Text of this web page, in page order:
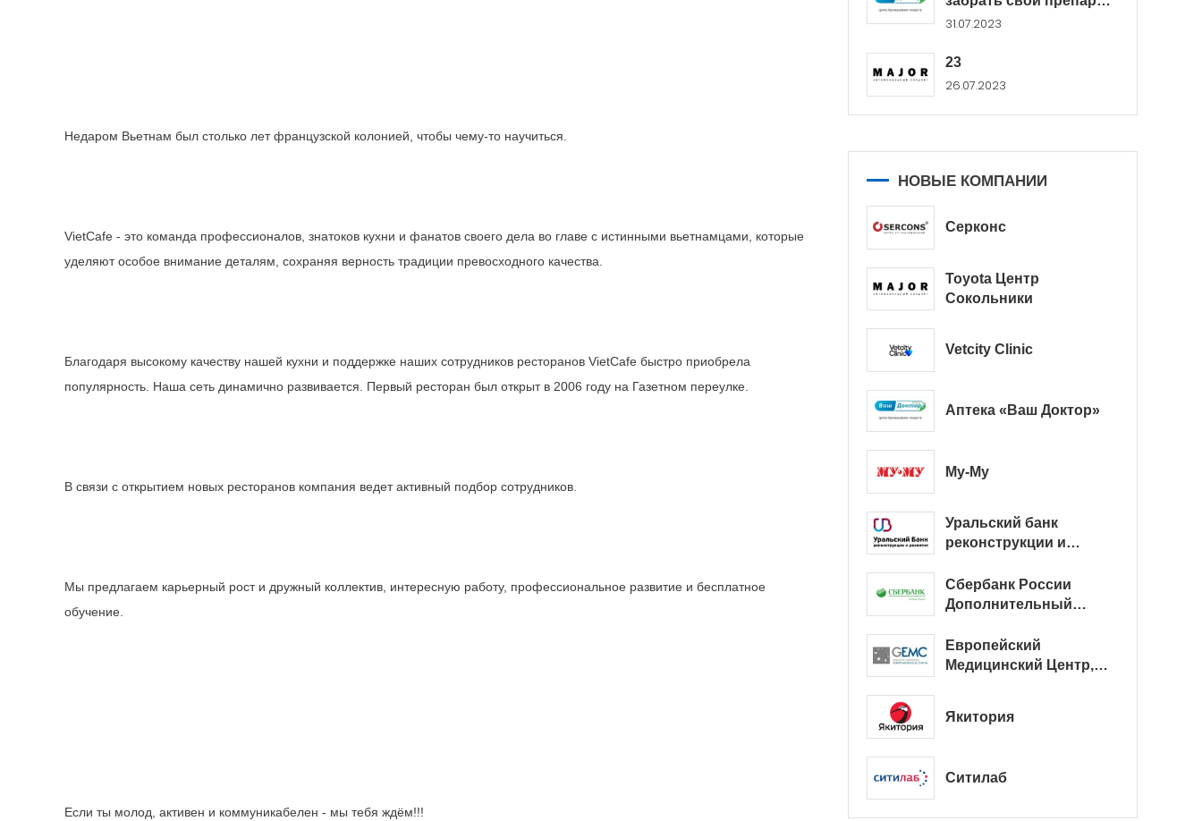
Недаром Вьетнам был столько лет французской колонией, чтобы чему-то научиться.
VietCafe - это команда профессионалов, знатоков кухни и фанатов своего дела во главе с истинными вьетнамцами, которые
уделяют особое внимание деталям, сохраняя верность традиции превосходного качества.
Благодаря высокому качеству нашей кухни и поддержке наших сотрудников ресторанов VietCafe быстро приобрела
популярность. Наша сеть динамично развивается. Первый ресторан был открыт в 2006 году на Газетном переулке.
В связи с открытием новых ресторанов компания ведет активный подбор сотрудников.
Мы предлагаем карьерный рост и дружный коллектив, интересную работу, профессиональное развитие и бесплатное
обучение.
Если ты молод, активен и коммуникабелен - мы тебя ждём!!!
в...
31.07.2023
23
26.07.2023
НОВЫЕ КОМПАНИИ
Серконс
Toyota Центр
Сокольники
Vetcity Clinic
Аптека «Ваш Доктор»
Му-Му
Уральский банк
реконструкции и
Сбербанк России
Дополнительный
Европейский
Медицинский Центр,
Якитория
Ситилаб